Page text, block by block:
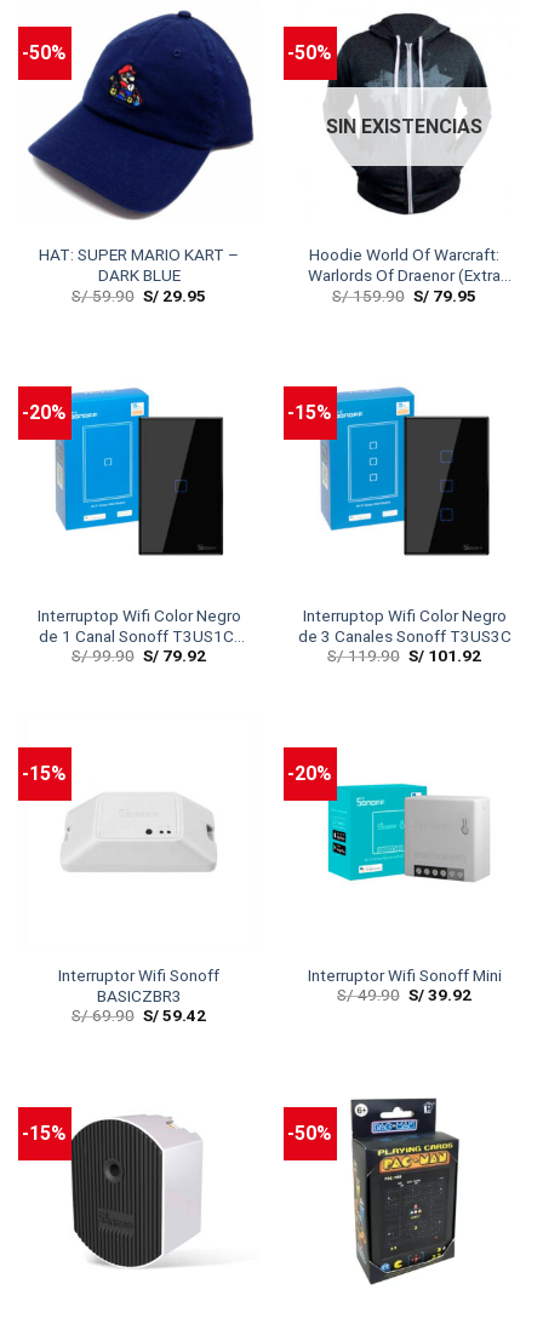
-50%
HAT: SUPER MARIO KART –
DARK BLUE
S/59.90 S/ 29.95
-50%
SIN EXISTENCIAS
Hoodie World Of Warcraft:
Warlords Of Draenor (Extra
Small)
S/159.90 S/ 79.95
-20%
Interruptop Wifi Color Negro
de 1 Canal Sonoff T3US1C-
TX
S/99.90 S/ 79.92
-15%
Interruptop Wifi Color Negro
de 3 Canales Sonoff T3US3C
S/119.90 S/ 101.92
-15%
Interruptor Wifi Sonoff
BASICZBR3
S/69.90 S/59.42
-20%
Interruptor Wifi Sonoff Mini
S/49.90 S/39.92
-15% -50%